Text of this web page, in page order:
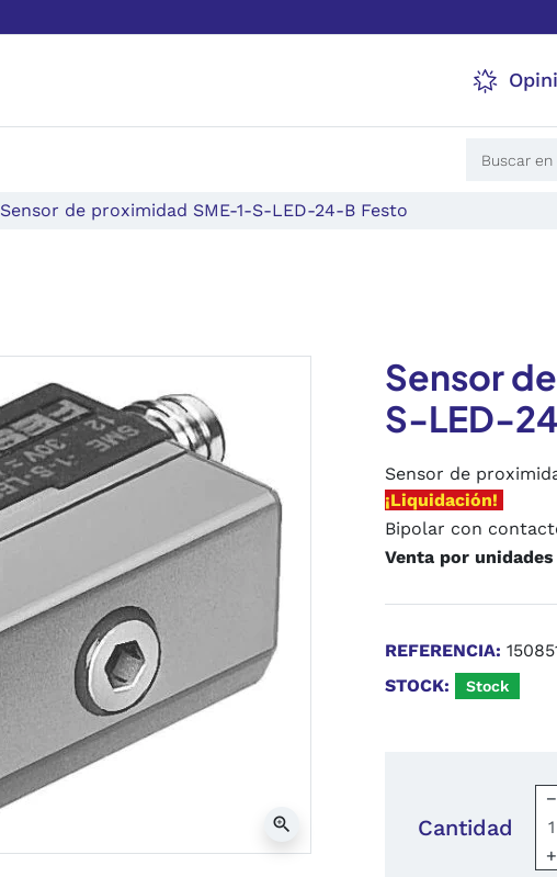
Sensor de proximidad SME-1-S-LED-24-B Festo
zoom_in
Sensor
S-LED-
Sensor de
¡Liquidación!
Bipolar con
Venta por unidades
REFERENCIA:
STOCK:
Stock
Cantidad
−
+